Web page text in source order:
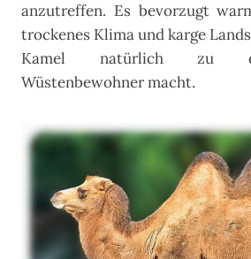
anzutreffen. Es bevorzugt
trockenes Klima und karge
Kamel natürlich zu
Wüstenbewohner macht.